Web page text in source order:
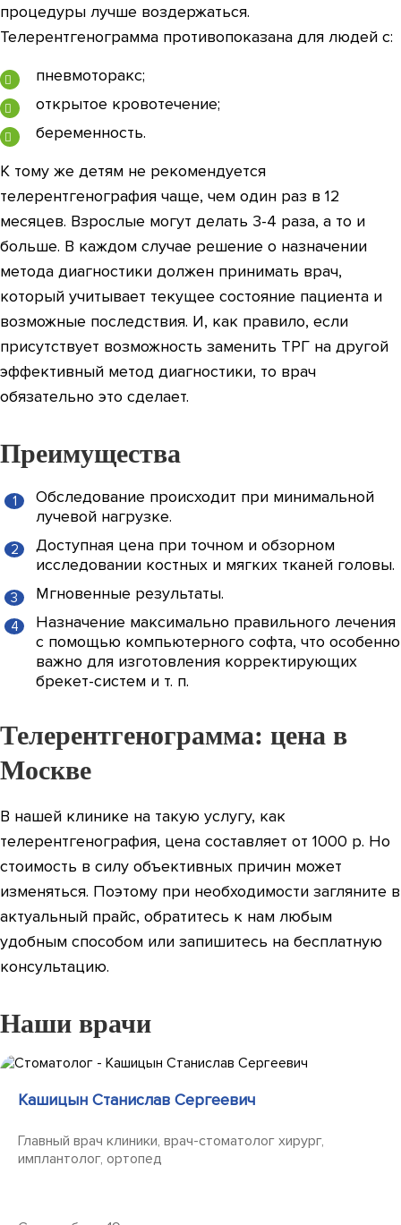
процедуры лучше воздержаться.
Телерентгенограмма противопоказана для людей с:
пневмоторакс;
открытое кровотечение;
беременность.
К тому же детям не рекомендуется
телерентгенография чаще, чем один раз в 12
месяцев. Взрослые могут делать 3-4 раза, а то и
больше. В каждом случае решение о назначении
метода диагностики должен принимать врач,
который учитывает текущее состояние пациента и
возможные последствия. И, как правило, если
присутствует возможность заменить ТРГ на другой
эффективный метод диагностики, то врач
обязательно это сделает.
Преимущества
Обследование происходит при минимальной
лучевой нагрузке.
Доступная цена при точном и обзорном
исследовании костных и мягких тканей головы.
Мгновенные результаты.
Назначение максимально правильного лечения
с помощью компьютерного софта, что особенно
важно для изготовления корректирующих
брекет-систем и т. п.
Телерентгенограмма: цена в
Москве
В нашей клинике на такую услугу, как
телерентгенография, цена составляет от 1000 р. Но
стоимость в силу объективных причин может
изменяться. Поэтому при необходимости загляните в
актуальный прайс, обратитесь к нам любым
удобным способом или запишитесь на бесплатную
консультацию.
Наши врачи
Кашицын Станислав Сергеевич
Главный врач клиники, врач-стоматолог хирург,
имплантолог, ортопед